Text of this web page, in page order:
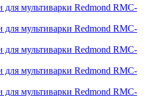
для мультиварки Redmond RMC-
для мультиварки Redmond RMC-
для мультиварки Redmond RMC-
для мультиварки Redmond RMC-
для мультиварки Redmond RMC-